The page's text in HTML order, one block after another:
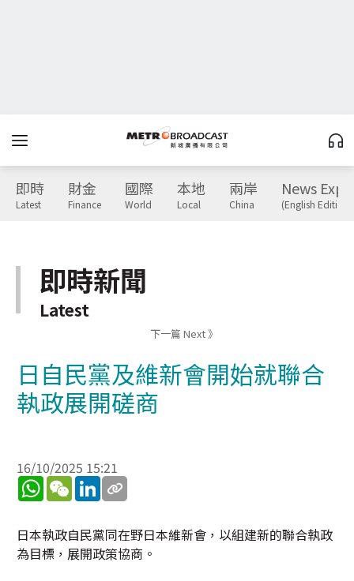
即時
Latest
財金
Finance
國際
World
本地
Local
兩岸
China
News
(English Edition)
即時新聞
Latest
下一篇 Next 》
日自民黨及維新會開始就聯合
執政展開磋商
16/10/2025 15:21
WhatsApp
WeChatLinkedIn
日本執政自民黨同在野日本維新會，以組建新的聯合執政
為目標，展開政策協商。